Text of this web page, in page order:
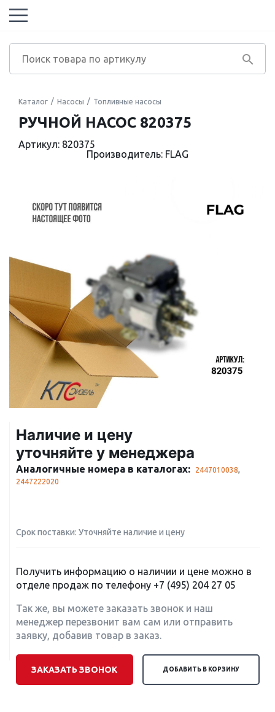
Каталог Насосы Топливные насосы
РУЧНОЙ НАСОС 820375
Артикул: 820375
Производитель: FLAG
Наличие и цену
уточняйте у менеджера
Аналогичные номера в каталогах: 2447010038,
2447222020
Срок поставки: Уточняйте наличие и цену
Получить информацию о наличии и цене можно в
отделе продаж по телефону +7 (495) 204 27 05
Так же, вы можете заказать звонок и наш
менеджер перезвонит вам сам или отправить
заявку, добавив товар в заказ.
ЗАКАЗАТЬ ЗВОНОК ДОБАВИТЬ В КОРЗИНУ